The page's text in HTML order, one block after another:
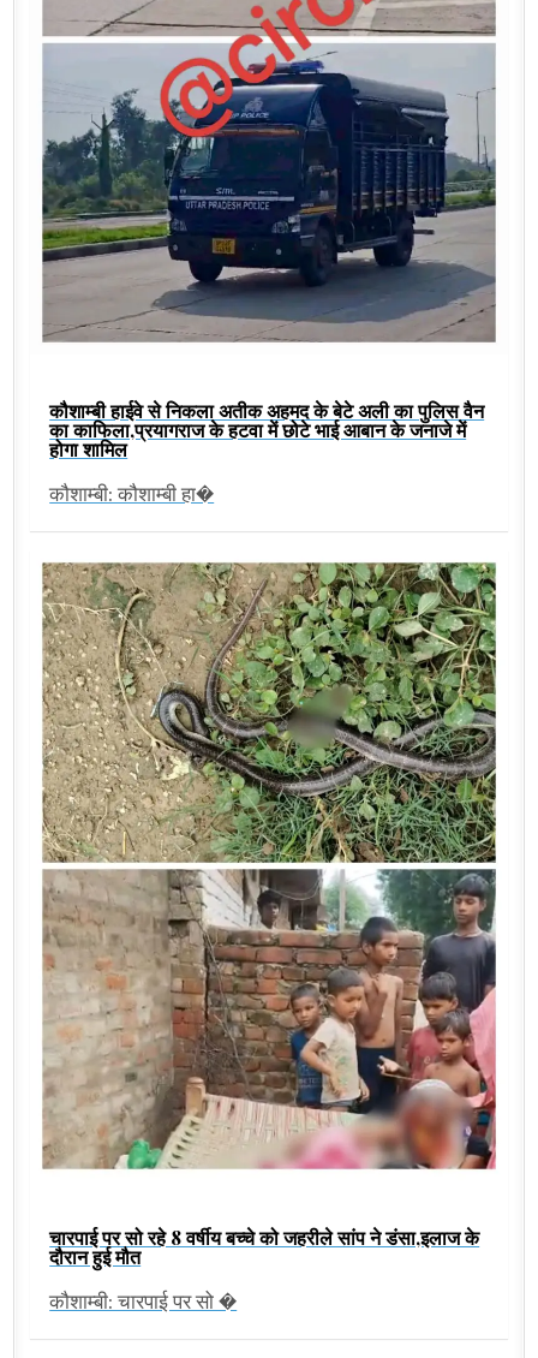
कौशाम्बी हाईवे से निकला अतीक अहमद के बेटे अली का पुलिस वैन
का काफिला,प्रयागराज के हटवा में छोटे भाई आबान के जनाजे में
होगा शामिल
कौशाम्बी: कौशाम्बी हा�
चारपाई पर सो रहे 8 वर्षीय बच्चे को जहरीले सांप ने डंसा,इलाज के
दौरान हुई मौत
कौशाम्बी: चारपाई पर सो �